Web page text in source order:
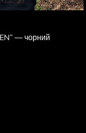
— чорний